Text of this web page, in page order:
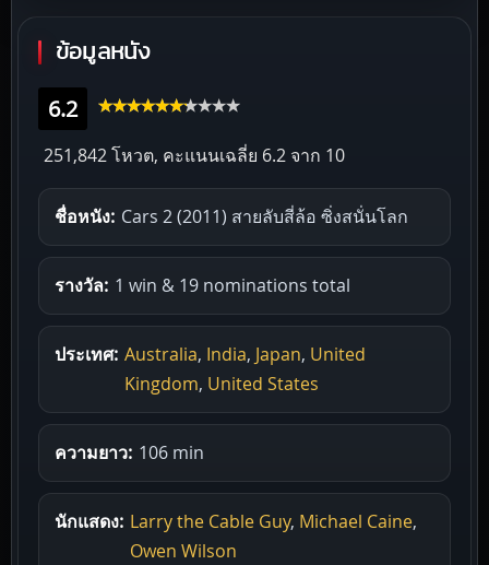
ข้อมูลหนัง
6.2
251,842 โหวต, คะแนนเฉลี่ย 6.2 จาก 10
ชื่อหนัง: Cars 2 (2011) สายลับสี่ล้อ ซิ่งสนั่นโลก
รางวัล: 1 win & 19 nominations total
ประเทศ: Australia, India, Japan, United
Kingdom, United States
ความยาว: 106 min
นักแสดง: Larry the Cable Guy, Michael Caine,
Owen Wilson